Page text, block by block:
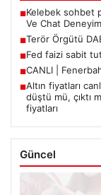
■Kelebek sohbet
Ve Chat
■Terör Örgütü
■Fed faizi sabit
■CANLI |
■Altın fiyatları
düştü mü, çıktı
fiyatları
Güncel